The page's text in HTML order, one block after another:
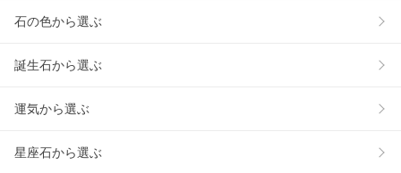
石の色から選ぶ
誕生石から選ぶ
運気から選ぶ
星座石から選ぶ